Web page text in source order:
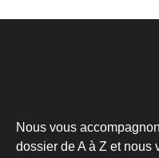
Nous vous
dossier de A à Z et nous